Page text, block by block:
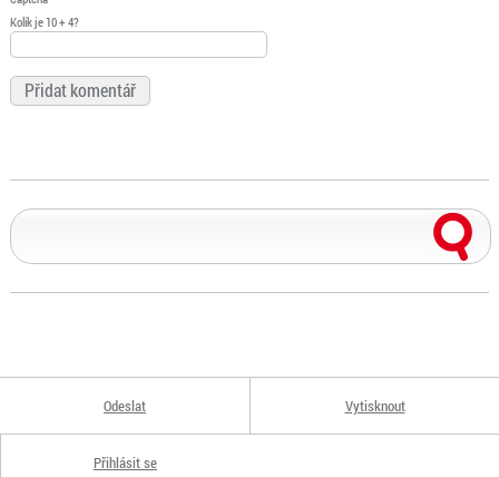
Kolik je 10 + 4?
Odeslat Vytisknout
Přihlásit se